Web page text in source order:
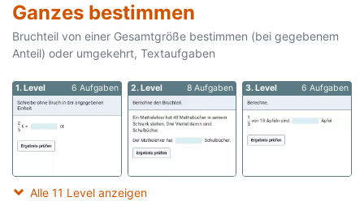
Ganzes bestimmen
Bruchteil von einer Gesamtgröße bestimmen (bei gegebenem
Anteil) oder umgekehrt, Textaufgaben
1. Level 6 Aufgaben 2. Level 8 Aufgaben 3. Level 6 Aufgaben
Alle 11 Level anzeigen